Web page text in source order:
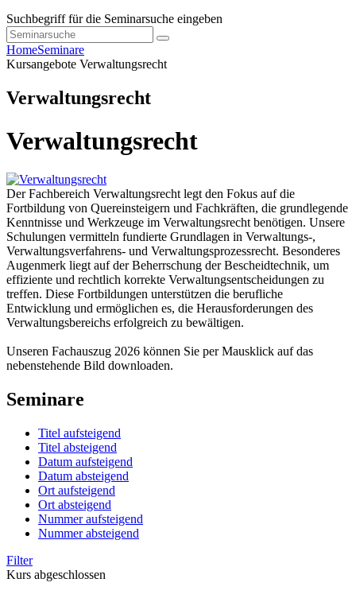
Suchbegriff für die Seminarsuche eingeben
HomeSeminare
Kursangebote Verwaltungsrecht
Verwaltungsrecht
Verwaltungsrecht
Der Fachbereich Verwaltungsrecht legt den Fokus auf die
Fortbildung von Quereinsteigern und Fachkräften, die grundlegende
Kenntnisse und Werkzeuge im Verwaltungsrecht benötigen. Unsere
Schulungen vermitteln fundierte Grundlagen in Verwaltungs-,
Verwaltungsverfahrens- und Verwaltungsprozessrecht. Besonderes
Augenmerk liegt auf der Beherrschung der Bescheidtechnik, um
effiziente und rechtlich korrekte Verwaltungsentscheidungen zu
treffen. Diese Fortbildungen unterstützen die berufliche
Entwicklung und ermöglichen es, die Herausforderungen des
Verwaltungsbereichs erfolgreich zu bewältigen.
Unseren Fachauszug 2026 können Sie per Mausklick auf das
nebenstehende Bild downloaden.
Seminare
Titel aufsteigend
Titel absteigend
Datum aufsteigend
Datum absteigend
Ort aufsteigend
Ort absteigend
Nummer aufsteigend
Nummer absteigend
Filter
Kurs abgeschlossen